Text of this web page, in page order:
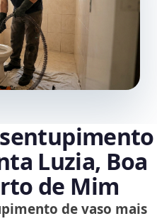
Luzia, Boa
de Mim
de vaso mais